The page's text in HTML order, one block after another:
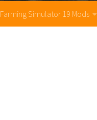
Farming Simulator 19 Mods